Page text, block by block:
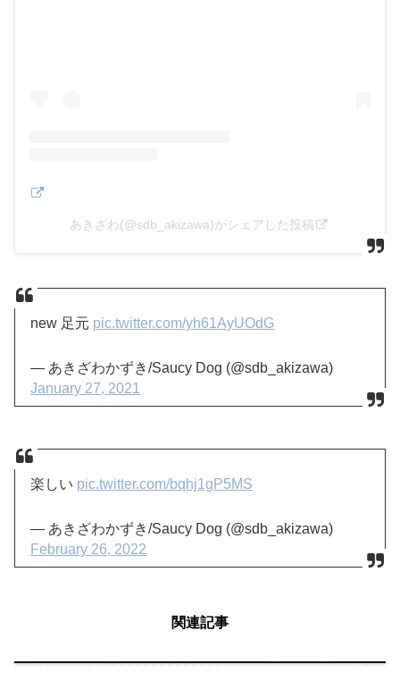
あきざわ(@sdb_akizawa)がシェアした投稿
new 足元 pic.twitter.com/yh61AyUOdG
— あきざわかずき/Saucy Dog (@sdb_akizawa)
January 27, 2021
楽しい pic.twitter.com/bqhj1gP5MS
— あきざわかずき/Saucy Dog (@sdb_akizawa)
February 26, 2022
関連記事